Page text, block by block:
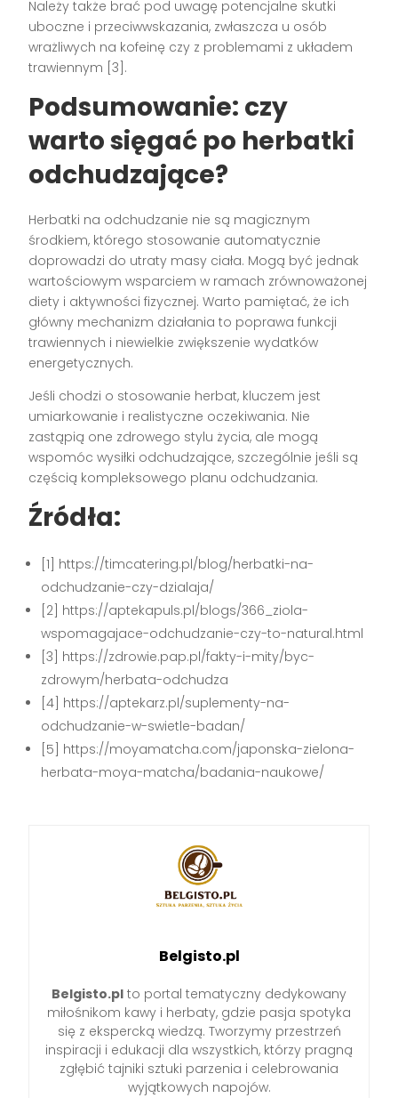
Należy także brać pod uwagę potencjalne skutki
uboczne i przeciwwskazania, zwłaszcza u osób
wrażliwych na kofeinę czy z problemami z układem
trawiennym [3].
Podsumowanie: czy
warto sięgać po herbatki
odchudzające?
Herbatki na odchudzanie nie są magicznym
środkiem, którego stosowanie automatycznie
doprowadzi do utraty masy ciała. Mogą być jednak
wartościowym wsparciem w ramach zrównoważonej
diety i aktywności fizycznej. Warto pamiętać, że ich
główny mechanizm działania to poprawa funkcji
trawiennych i niewielkie zwiększenie wydatków
energetycznych.
Jeśli chodzi o stosowanie herbat, kluczem jest
umiarkowanie i realistyczne oczekiwania. Nie
zastąpią one zdrowego stylu życia, ale mogą
wspomóc wysiłki odchudzające, szczególnie jeśli są
częścią kompleksowego planu odchudzania.
Źródła:
[1] https://timcatering.pl/blog/herbatki-na-
odchudzanie-czy-dzialaja/
[2] https://aptekapuls.pl/blogs/366_ziola-
wspomagajace-odchudzanie-czy-to-natural.html
[3] https://zdrowie.pap.pl/fakty-i-mity/byc-
zdrowym/herbata-odchudza
[4] https://aptekarz.pl/suplementy-na-
odchudzanie-w-swietle-badan/
[5] https://moyamatcha.com/japonska-zielona-
herbata-moya-matcha/badania-naukowe/
Belgisto.pl
Belgisto.pl to portal tematyczny dedykowany
miłośnikom kawy i herbaty, gdzie pasja spotyka
się z ekspercką wiedzą. Tworzymy przestrzeń
inspiracji i edukacji dla wszystkich, którzy pragną
zgłębić tajniki sztuki parzenia i celebrowania
wyjątkowych napojów.